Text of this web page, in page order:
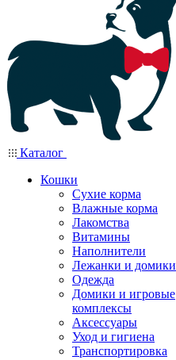
Каталог
Кошки
Сухие корма
Влажные корма
Лакомства
Витамины
Наполнители
Лежанки и домики
Одежда
Домики и игровые
комплексы
Аксессуары
Уход и гигиена
Транспортировка